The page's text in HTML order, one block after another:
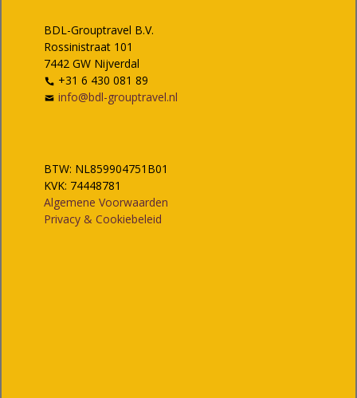
BDL-Grouptravel B.V.
Rossinistraat 101
7442 GW Nijverdal
+31 6 430 081 89
info@bdl-grouptravel.nl
BTW: NL859904751B01
KVK: 74448781
Algemene Voorwaarden
Privacy & Cookiebeleid